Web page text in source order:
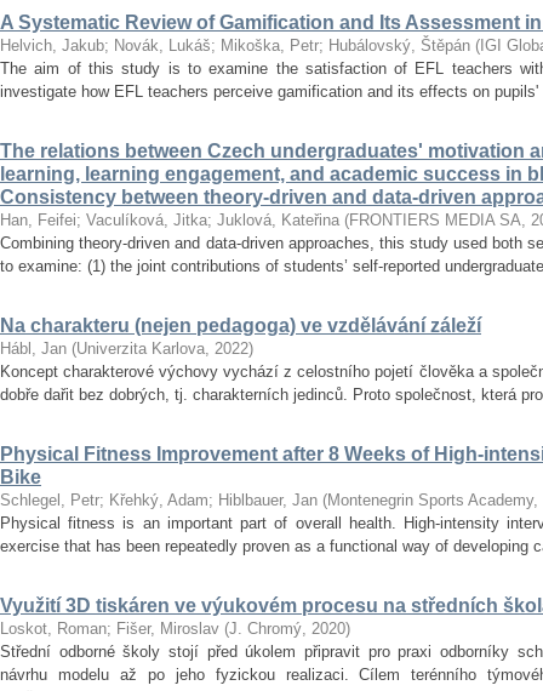
A Systematic Review of Gamification and Its Assessment
Helvich, Jakub; Novák, Lukáš; Mikoška, Petr; Hubálovský, Štěpán ( IGI
The aim of this study is to examine the satisfaction of EFL teachers
investigate how EFL teachers perceive gamification and its effects on
The relations between Czech undergraduates' motivation
learning, learning engagement, and academic success in
Consistency between theory-driven and data-driven
Han, Feifei; Vaculíková, Jitka; Juklová, Kateřina (FRONTIERS MEDIA SA,
Combining theory-driven and data-driven approaches, this study used both
to examine: (1) the joint contributions of students’ self-reported
Na charakteru (nejen pedagoga) ve vzdělávání záleží
Hábl, Jan (Univerzita Karlova, 2022)
Koncept charakterové výchovy vychází z celostního pojetí člověka a
dobře dařit bez dobrých, tj. charakterních jedinců. Proto společnost, která
Physical Fitness Improvement after 8 Weeks of High-
Bike
Schlegel, Petr; Křehký, Adam; Hiblbauer, Jan (Montenegrin Sports Academy,
Physical fitness is an important part of overall health. High-intensity
exercise that has been repeatedly proven as a functional way of developing
Využití 3D tiskáren ve výukovém procesu na středních
Loskot, Roman; Fišer, Miroslav (J. Chromý, 2020)
Střední odborné školy stojí před úkolem připravit pro praxi odborníky
návrhu modelu až po jeho fyzickou realizaci. Cílem terénního